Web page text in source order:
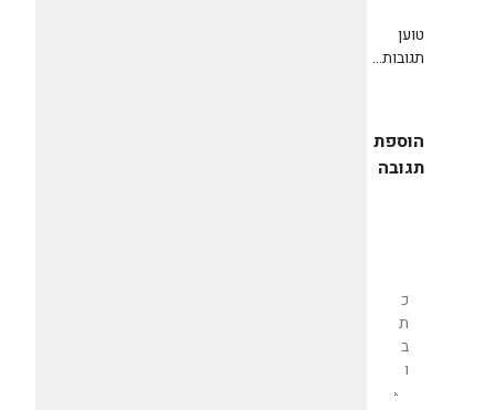
טוען
תגובות...
הוספת
תגובה